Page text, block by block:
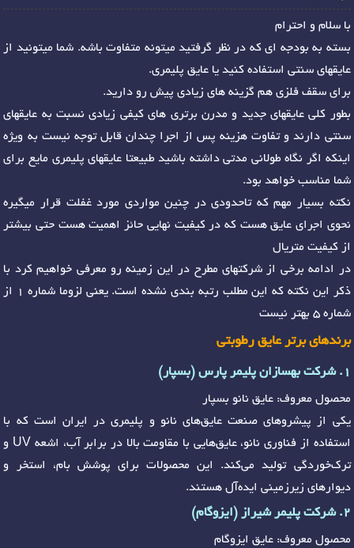
با سلام و احترام
بسته به بودجه ای که در نظر گرفتید میتونه متفاوت باشه. شما میتونید از
عایقهای سنتی استفاده کنید یا عایق پلیمری.
برای سقف فلزی هم گزینه های زیادی پیش رو دارید.
بطور کلی عایقهای جدید و مدرن برتری های کیفی زیادی نسبت به عایقهای
سنتی دارند و تفاوت هزینه پس از اجرا چندان قابل توجه نیست به ویژه
اینکه اگر نگاه طولانی مدتی داشته باشید طبیعتا عایقهای پلیمری مایع برای
شما مناسب خواهد بود.
نکته بسیار مهم که تاحدودی در چنین مواردی مورد غفلت قرار میگیره
نحوی اجرای عایق هست که در کیفیت نهایی حائز اهمیت هست حتی بیشتر
از کیفیت متریال
در ادامه برخی از شرکتهای مطرح در این زمینه رو معرفی خواهیم کرد با
ذکر این نکته که این مطلب رتبه بندی نشده است. یعنی لزوما شماره 1 از
شماره 5 بهتر نیست
برندهای برتر عایق رطوبتی
1. شرکت بهسازان پلیمر پارس (بسپار)
محصول معروف: عایق نانو بسپار
یکی از پیشروهای صنعت عایق‌های نانو و پلیمری در ایران است که با
استفاده از فناوری نانو، عایق‌هایی با مقاومت بالا در برابر آب، اشعه UV و
ترک‌خوردگی تولید می‌کند. این محصولات برای پوشش بام، استخر و
دیوارهای زیرزمینی ایده‌آل هستند.
2. شرکت پلیمر شیراز (ایزوگام)
محصول معروف: عایق ایزوگام